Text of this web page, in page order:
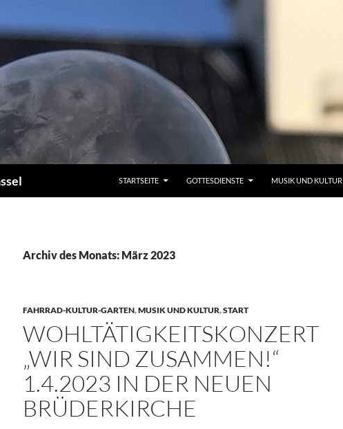
STARTSEITE GOTTESDIENSTE MUSIK UND KULTUR
Archiv des Monats: März 2023
FAHRRAD-KULTUR-GARTEN,MUSIK UND KULTUR,START
WOHLTÄTIGKEITSKONZERT
„WIR SIND ZUSAMMEN!“
1.4.2023 IN DER NEUEN
BRÜDERKIRCHE